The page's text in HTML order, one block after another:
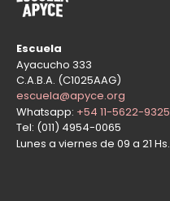
Escuela
Ayacucho 333
C.A.B.A. (C1025AAG)
escuela@apyce.org
Whatsapp: +54 11-5622-9325
Tel: (011) 4954-0065
Lunes a viernes de 09 a 21 Hs.